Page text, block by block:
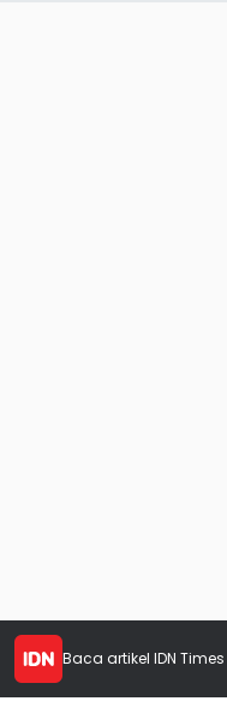
Baca artikel IDN Times